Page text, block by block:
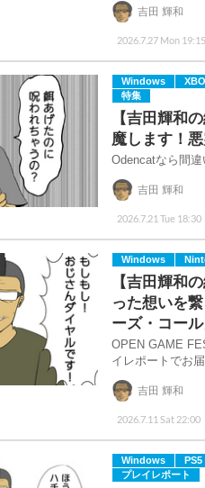
2026.7.27 Mon 19:15
吉田 輝和
Windows
特集
【吉田輝和
魔します！
Odencatなら間違
2026.7.21 Tue 18:30
吉田 輝和
Windows
【吉田輝和
った想いを
ーズ・コール
OPEN GAME
イレポートでお届
2026.7.11 Sat 22:00
吉田 輝和
Windows PS5
プレイレポート